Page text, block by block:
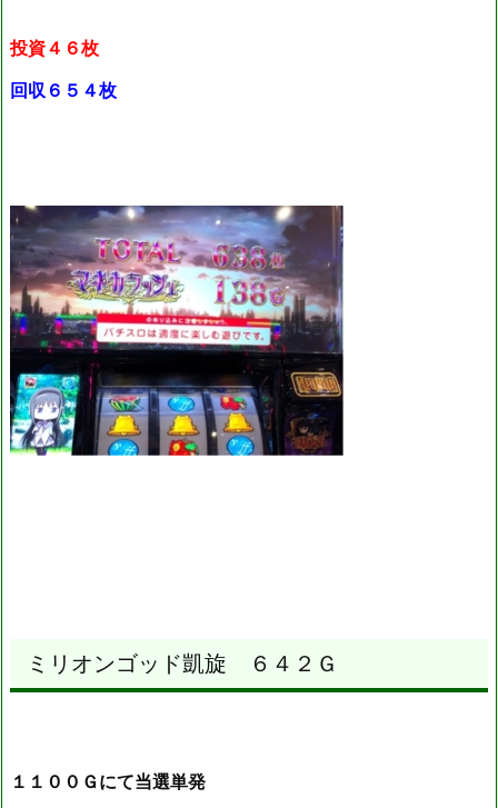
投資４６枚
回収６５４枚
ミリオンゴッド凱旋 ６４２Ｇ
１１００Ｇにて当選単発